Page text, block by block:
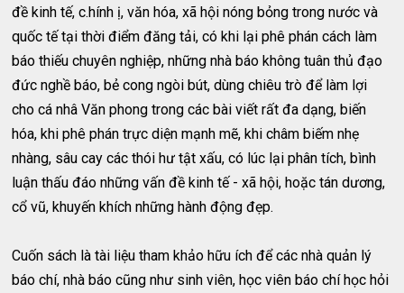
đề kinh tế, c.hính ị, văn hóa, xã hội nóng bỏng trong nước và
quốc tế tại thời điểm đăng tải, có khi lại phê phán cách làm
báo thiếu chuyên nghiệp, những nhà báo không tuân thủ đạo
đức nghề báo, bẻ cong ngòi bút, dùng chiêu trò để làm lợi
cho cá nhâ Văn phong trong các bài viết rất đa dạng, biến
hóa, khi phê phán trực diện mạnh mẽ, khi châm biếm nhẹ
nhàng, sâu cay các thói hư tật xấu, có lúc lại phân tích, bình
luận thấu đáo những vấn đề kinh tế - xã hội, hoặc tán dương,
cổ vũ, khuyến khích những hành động đẹp.
Cuốn sách là tài liệu tham khảo hữu ích để các nhà quản lý
báo chí, nhà báo cũng như sinh viên, học viên báo chí học hỏi